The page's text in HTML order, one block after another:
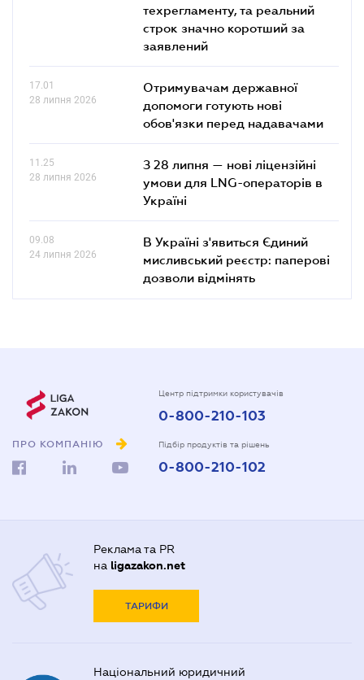
техрегламенту, та реальний
строк значно коротший за
заявлений
17.01
28 липня 2026
Отримувачам державної
допомоги готують нові
обов'язки перед надавачами
11.25
28 липня 2026
З 28 липня — нові ліцензійні
умови для LNG-операторів в
Україні
09.08
24 липня 2026
В Україні з'явиться Єдиний
мисливський реєстр: паперові
дозволи відмінять
ПРО КОМПАНІЮ
Центр підтримки користувачів
0-800-210-103
Підбір продуктів та рішень
0-800-210-102
Реклама та PR
на ligazakon.net
ТАРИФИ
Національний юридичний